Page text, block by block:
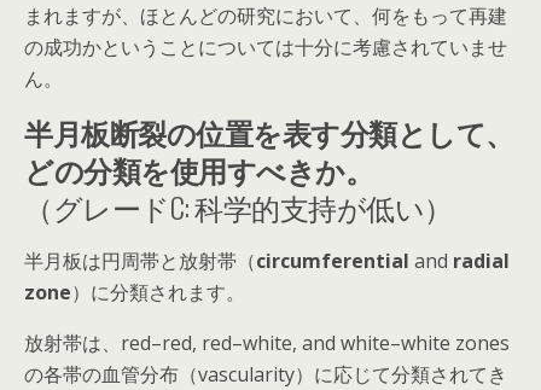
まれますが、ほとんどの研究において、何をもって再建
の成功かということについては十分に考慮されていませ
ん。
半月板断裂の位置を表す分類として、
どの分類を使用すべきか。
（グレードC: 科学的支持が低い）
半月板は円周帯と放射帯（circumferential and radial
zone）に分類されます。
放射帯は、red–red, red–white, and white–white zones
の各帯の血管分布（vascularity）に応じて分類されてき